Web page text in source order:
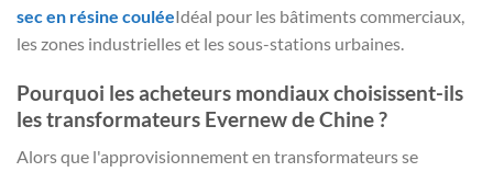
sec en résine couléeIdéal pour les bâtiments commerciaux,
les zones industrielles et les sous-stations urbaines.
Pourquoi les acheteurs mondiaux choisissent-ils
les transformateurs Evernew de Chine ?
Alors que l'approvisionnement en transformateurs se